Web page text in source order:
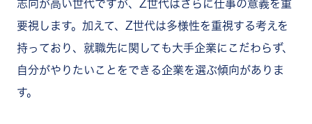
志向が高い世代ですが、Z世代はさらに仕事の意義を重
要視します。加えて、Z世代は多様性を重視する考えを
持っており、就職先に関しても大手企業にこだわらず、
自分がやりたいことをできる企業を選ぶ傾向がありま
す。